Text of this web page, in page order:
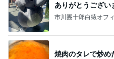
ありがとうござい
市川團十郎白猿オフ
焼肉のタレで炒め